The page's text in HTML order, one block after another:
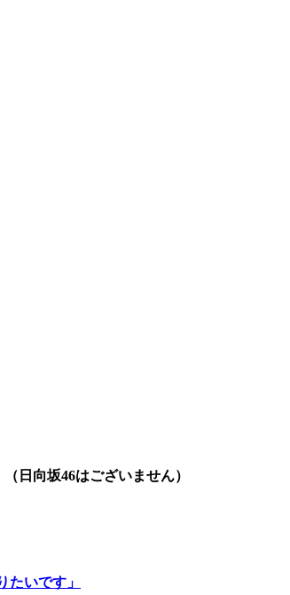
（日向坂46はございません）
いです」